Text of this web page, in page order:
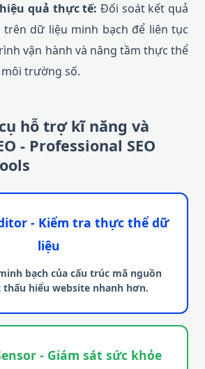
quả thực tế: Đối soát kết quả
trên dữ liệu minh bạch để liên tục
vận hành và nâng tầm thực thể
trường số.
hỗ trợ kĩ năng và
- Professional SEO
- Kiểm tra thực thể dữ
liệu
bạch của cấu trúc mã nguồn
hiểu website nhanh hơn.
- Giám sát sức khỏe